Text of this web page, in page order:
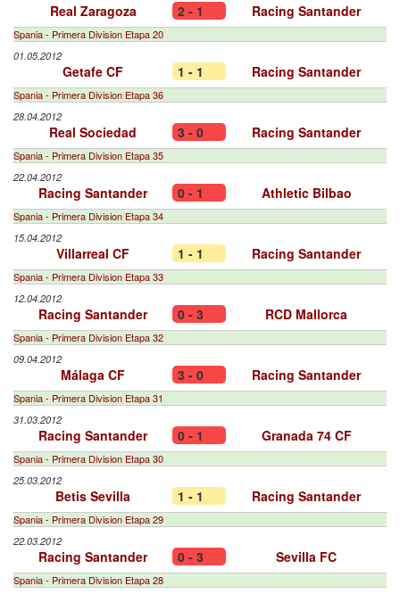
Real Zaragoza 2 - 1 Racing Santander
Spania - Primera Division Etapa 20
01.05.2012
Getafe CF 1 - 1 Racing Santander
Spania - Primera Division Etapa 36
28.04.2012
Real Sociedad 3 - 0 Racing Santander
Spania - Primera Division Etapa 35
22.04.2012
Racing Santander 0 - 1 Athletic Bilbao
Spania - Primera Division Etapa 34
15.04.2012
Villarreal CF 1 - 1 Racing Santander
Spania - Primera Division Etapa 33
12.04.2012
Racing Santander 0 - 3 RCD Mallorca
Spania - Primera Division Etapa 32
09.04.2012
Málaga CF 3 - 0 Racing Santander
Spania - Primera Division Etapa 31
31.03.2012
Racing Santander 0 - 1 Granada 74 CF
Spania - Primera Division Etapa 30
25.03.2012
Betis Sevilla 1 - 1 Racing Santander
Spania - Primera Division Etapa 29
22.03.2012
Racing Santander 0 - 3 Sevilla FC
Spania - Primera Division Etapa 28